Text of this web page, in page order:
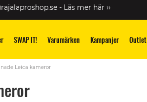
- Läs mer här ››
SWAP IT! Varumärken Kampanjer Outlet
Leica kameror